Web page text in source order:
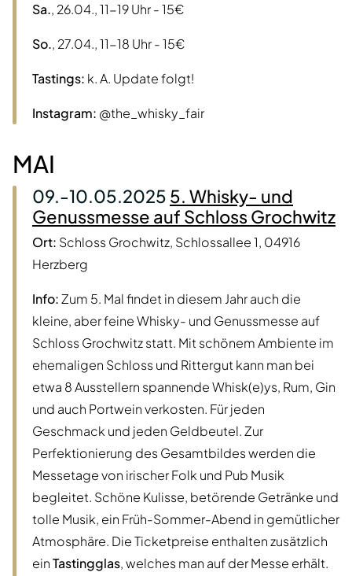
Sa., 26.04., 11-19 Uhr - 15€
So., 27.04., 11-18 Uhr - 15€
Tastings: k. A. Update folgt!
Instagram: @the_whisky_fair
MAI
09.-10.05.2025 5. Whisky- und
Genussmesse auf Schloss Grochwitz
Ort: Schloss Grochwitz, Schlossallee 1, 04916
Herzberg
Info:Zum 5. Mal findet in diesem Jahr auch die
kleine, aber feine Whisky- und Genussmesse auf
Schloss Grochwitz statt. Mit schönem Ambiente im
ehemaligen Schloss und Rittergut kann man bei
etwa 8 Ausstellern spannende Whisk(e)ys, Rum, Gin
und auch Portwein verkosten. Für jeden
Geschmack und jeden Geldbeutel. Zur
Perfektionierung des Gesamtbildes werden die
Messetage von irischer Folk und Pub Musik
begleitet. Schöne Kulisse, betörende Getränke und
tolle Musik, ein Früh-Sommer-Abend in gemütlicher
Atmosphäre. Die Ticketpreise enthalten zusätzlich
einTastingglas, welches man auf der Messe erhält.